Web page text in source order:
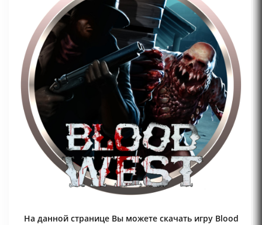
На данной странице Вы можете скачать игру Blood